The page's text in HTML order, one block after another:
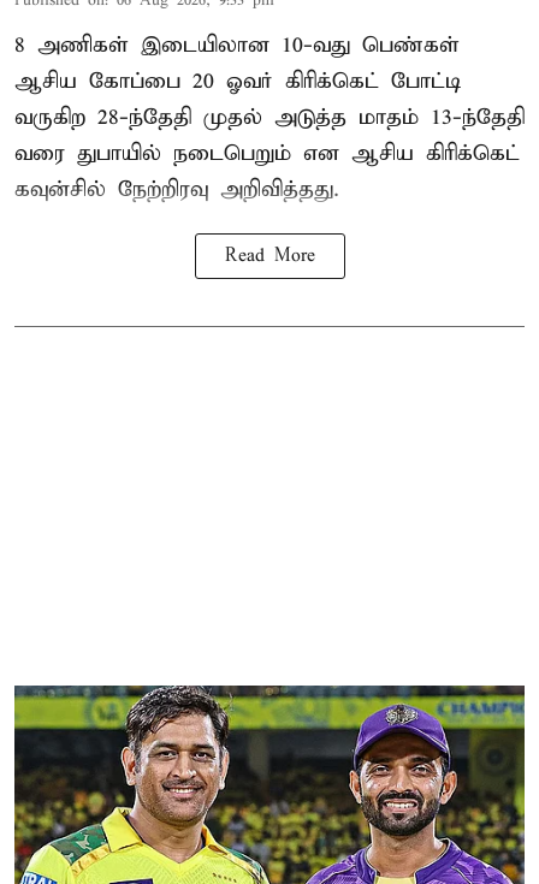
8 அணிகள் இடையிலான 10-வது பெண்கள்
ஆசிய கோப்பை 20 ஓவர் கிரிக்கெட் போட்டி
வருகிற 28-ந்தேதி முதல் அடுத்த மாதம் 13-ந்தேதி
வரை துபாயில் நடைபெறும் என ஆசிய கிரிக்கெட்
கவுன்சில் நேற்றிரவு அறிவித்தது.
Read More